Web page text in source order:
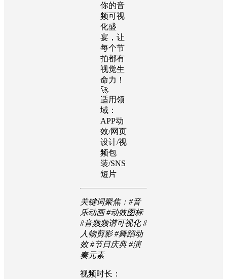
你的音
频可视
化盛
宴，让
每个节
拍都有
视觉生
命力！
🚀
适用领
域：
APP动
效/网页
设计/视
频包
装/SNS
短片
关键词聚焦：#音
乐动画 #动效图标
#音频频谱可视化 #
人物剪影 #舞蹈动
效 #节日庆典 #演
奏元素
视频时长：